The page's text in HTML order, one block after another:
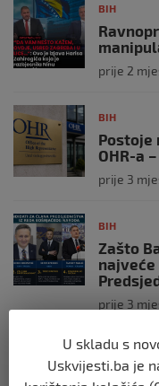
BIH
prije 2
BIH
Postoje
OHR-a
prije 3
BIH
Zašto
najveće
prije 3
BIH
U skladu s
Uskvijesti.ba je